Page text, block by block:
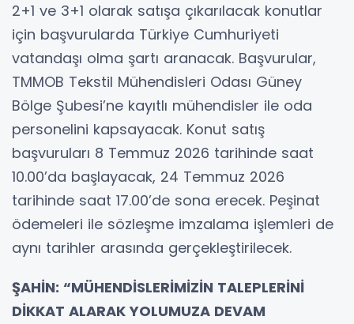
2+1 ve 3+1 olarak satışa çıkarılacak konutlar
için başvurularda Türkiye Cumhuriyeti
vatandaşı olma şartı aranacak. Başvurular,
TMMOB Tekstil Mühendisleri Odası Güney
Bölge Şubesi’ne kayıtlı mühendisler ile oda
personelini kapsayacak. Konut satış
başvuruları 8 Temmuz 2026 tarihinde saat
10.00’da başlayacak, 24 Temmuz 2026
tarihinde saat 17.00’de sona erecek. Peşinat
ödemeleri ile sözleşme imzalama işlemleri de
aynı tarihler arasında gerçekleştirilecek.
ŞAHİN: “MÜHENDİSLERİMİZİN TALEPLERİNİ
DİKKAT ALARAK YOLUMUZA DEVAM